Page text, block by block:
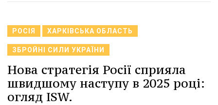
РОСІЯ ХАРКІВСЬКА ОБЛАСТЬ
ЗБРОЙНІ СИЛИ УКРАЇНИ
Нова стратегія Росії сприяла
швидшому наступу в 2025 році:
огляд ISW.